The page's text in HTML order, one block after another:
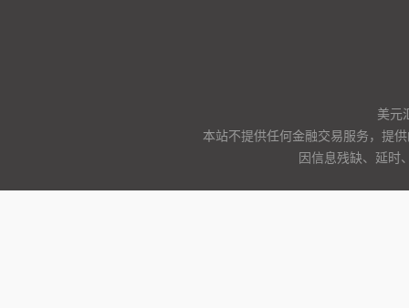
美元
本站不提供任何金融交易服务，提
因信息残缺、延时